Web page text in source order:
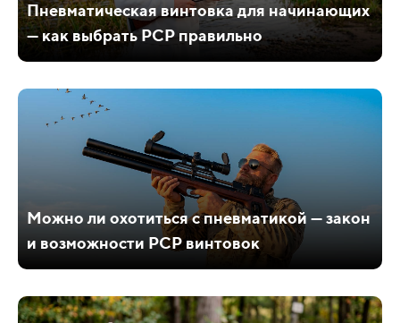
Пневматическая винтовка для начинающих
— как выбрать PCP правильно
Можно ли охотиться с пневматикой — закон
и возможности PCP винтовок